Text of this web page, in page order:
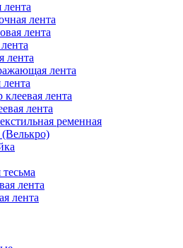
лента
лента
лента
лента
лента
лента
клеевая лента
лента
ременная
лента
лента